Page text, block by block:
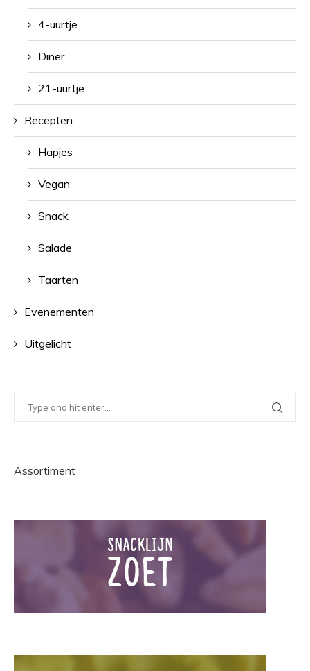
4-uurtje
Diner
21-uurtje
Recepten
Hapjes
Vegan
Snack
Salade
Taarten
Evenementen
Uitgelicht
Assortiment